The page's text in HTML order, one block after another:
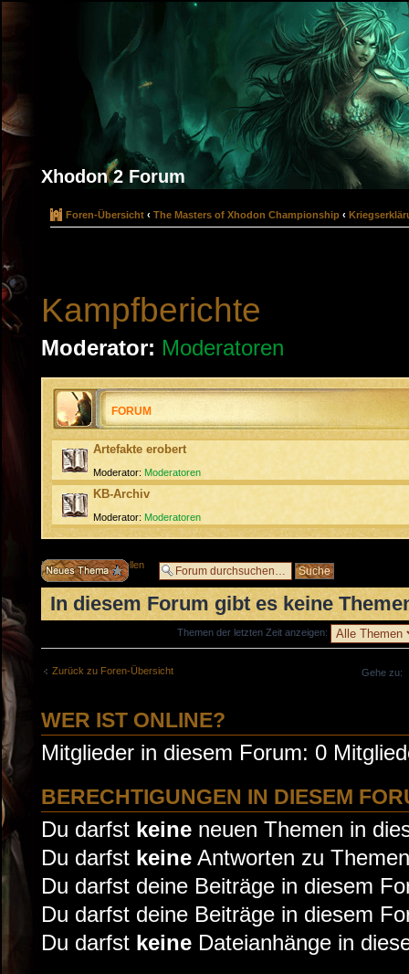
Xhodon 2 Forum
Foren-Übersicht ‹ The Masters of Xhodon Championship ‹
Kampfberichte
Moderator: Moderatoren
FORUM
Artefakte erobert
Moderator: Moderatoren
KB-Archiv
Moderator: Moderatoren
Neues Thema erstellen
In diesem Forum gibt es keine
Themen der letzten Zeit anzeigen:
Zurück zu Foren-Übersicht Gehe zu:
WER IST ONLINE?
Mitglieder in diesem Forum: 0
BERECHTIGUNGEN IN DIESEM
Du darfst keine neuen Themen in
Du darfst keine Antworten zu
Du darfst deine Beiträge in diesem
Du darfst deine Beiträge in diesem
Du darfst keine Dateianhänge in